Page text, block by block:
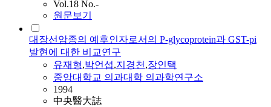
Vol.18 No.-
원문보기
대장선암종의 예후인자로서의 P-glycoprotein과 GST-pi
발현에 대한 비교연구
유재형,박언섭,지경천,장인택
중앙대학교 의과대학 의과학연구소
1994
中央醫大誌